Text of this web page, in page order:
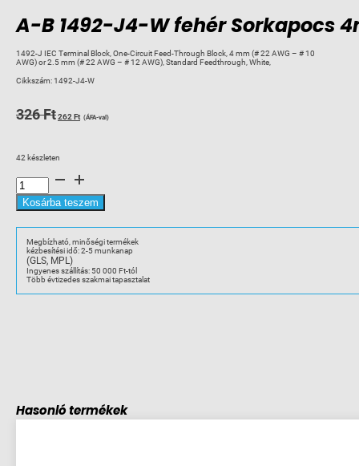
A-B 1492-J4-W fehér Sorkapocs
1492-J IEC Terminal Block, One-Circuit Feed-Through Block, 4 mm (# 22 AWG – # 10
AWG) or 2.5 mm (# 22 AWG – # 12 AWG), Standard Feedthrough, White,
Cikkszám:1492-J4-W
326FtOriginal
326 Ft.
262FtCurrent
(ÁFA-val)
42 készleten
1492-
J4-
W
Sorkapocs
mennyiség
Kosárba teszem
Megbízható, minőségi termékek
kézbesítési idő: 2-5 munkanap
(GLS, MPL)
Ingyenes szállítás: 50 000 Ft-tól
Több évtizedes szakmai tapasztalat
Hasonló termékek